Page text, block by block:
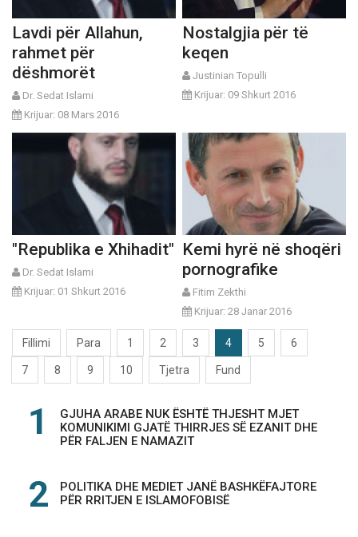
Lavdi për Allahun,
rahmet për
dëshmorët
Dr. Sedat Islami
Krijuar: 08 Mars 2016
Nostalgjia për të
keqen
Justinian Topulli
Krijuar: 09 Shkurt 2016
"Republika e Xhihadit"
Dr. Sedat Islami
Krijuar: 01 Shkurt 2016
Kemi hyrë në shoqëri
pornografike
Fitim Zekthi
Krijuar: 28 Janar 2016
Fillimi Para 1 2 3 4 5 6
7 8 9 10 Tjetra Fund
GJUHA ARABE NUK ËSHTË THJESHT MJET
KOMUNIKIMI GJATË THIRRJES SË EZANIT DHE
PËR FALJEN E NAMAZIT
POLITIKA DHE MEDIET JANË BASHKËFAJTORE
PËR RRITJEN E ISLAMOFOBISË